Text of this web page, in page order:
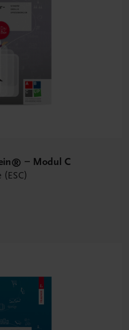
– Modul C
(ESC)